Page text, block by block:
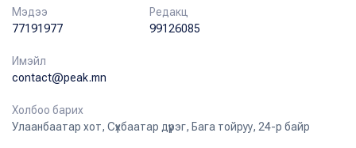
Мэдээ
77191977
Редакц
99126085
Имэйл
contact@peak.mn
Холбоо барих
Улаанбаатар хот, Сүхбаатар дүүрэг, Бага тойруу, 24-р байр